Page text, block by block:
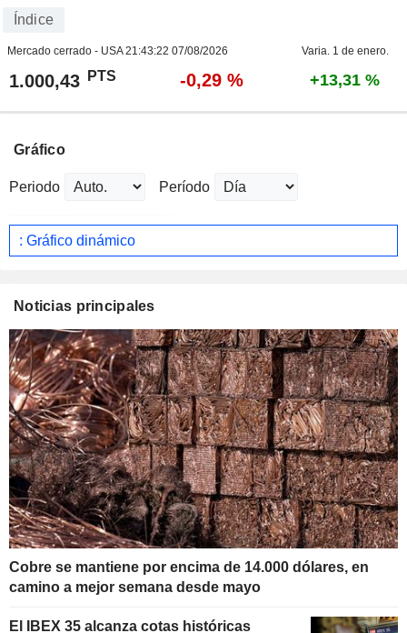
Índice
Mercado cerrado - USA21:43:22 07/08/2026 Varia. 1 de enero.
1.000,43 PTS -0,29 % +13,31 %
Gráfico
Periodo Período
: Gráfico dinámico
Noticias principales
Cobre se mantiene por encima de 14.000 dólares, en
camino a mejor semana desde mayo
El IBEX 35 alcanza cotas históricas